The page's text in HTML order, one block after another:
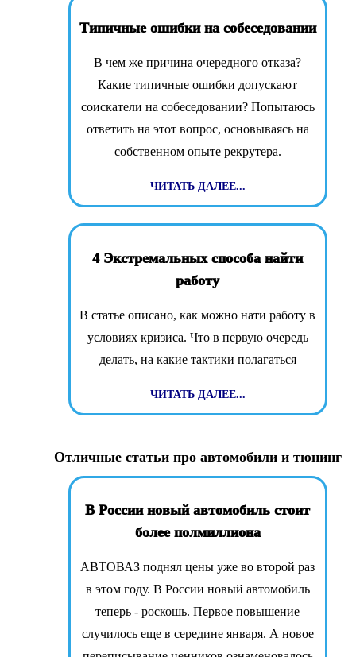
Типичные ошибки на собеседовании
В чем же причина очередного отказа?
Какие типичные ошибки допускают
соискатели на собеседовании? Попытаюсь
ответить на этот вопрос, основываясь на
собственном опыте рекрутера.
ЧИТАТЬ ДАЛЕЕ...
4 Экстремальных способа найти
работу
В статье описано, как можно нати работу в
условиях кризиса. Что в первую очередь
делать, на какие тактики полагаться
ЧИТАТЬ ДАЛЕЕ...
Отличные статьи про автомобили и тюнинг
В России новый автомобиль стоит
более полмиллиона
АВТОВАЗ поднял цены уже во второй раз
в этом году. В России новый автомобиль
теперь - роскошь. Первое повышение
случилось еще в середине января. А новое